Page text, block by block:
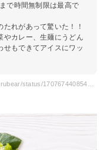
で時間無制限は最高で
れがあって驚いた！！
やカレー、生麺にうどん
せもできてアイスにワッ